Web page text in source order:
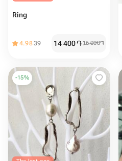
Ring
4.9839 14 400֏16 000֏
-15%